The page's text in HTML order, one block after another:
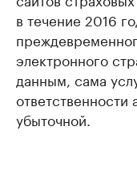
в течение 2016
электронного
данным, сама
ответственности
убыточной.